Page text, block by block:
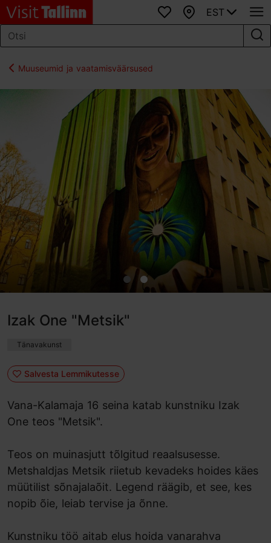
Lemmikud
Kaart
EST
Muuseumid ja vaatamisväärsused
Izak One "Metsik"
Tänavakunst
Salvesta Lemmikutesse
Vana-Kalamaja 16 seina katab kunstniku Izak
One teos "Metsik".
Teos on muinasjutt tõlgitud reaalsusesse.
Metshaldjas Metsik riietub kevadeks hoides käes
müütilist sõnajalaõit. Legend räägib, et see, kes
nopib õie, leiab tervise ja õnne.
Kunstniku töö aitab elus hoida vanarahva